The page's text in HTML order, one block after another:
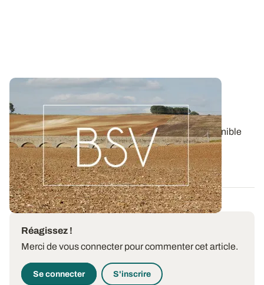
Bulletin de santé du Végétal - Bourgogne-
Franche-Comté : Grandes Cultures
Aujourd'hui, le BSV Grandes Cultures n°8 est disponible
pour la région BOURGOGNE-FRANCHE...
06 AOÛT 2026
Réagissez !
Merci de vous connecter pour commenter cet article.
Se connecter S'inscrire